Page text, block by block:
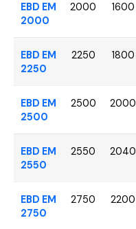
EBD EM
2000
2000 1600
EBD EM
2250
2250 1800
EBD EM
2500
2500 2000
EBD EM
2550
2550 2040
EBD EM
2750
2750 2200